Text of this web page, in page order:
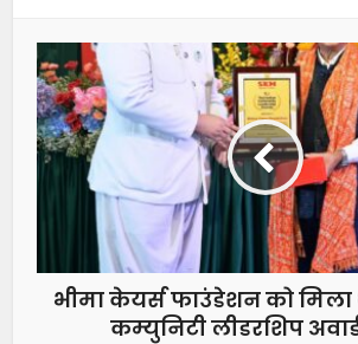
भीमा केयर्स फाउंडेशन को मिला
कम्युनिटी लीडरशिप